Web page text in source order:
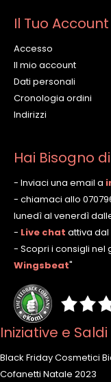
Il Tuo Account
Accesso
Il mio account
Dati personali
Cronologia ordini
Indirizzi
Hai Bisogno
- Inviaci una email a
- chiamaci allo
lunedì al venerdì
- Live chat attiva dal
- Scopri i consigli nel
Wingsbeat"
Iniziative e Saldi
Black Friday Cosmetici
Cofanetti Natale 2023